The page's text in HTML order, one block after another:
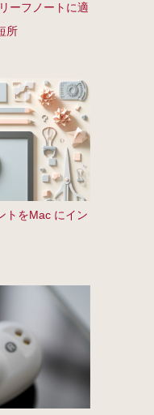
ーフノートに適
所
トをMac にイン